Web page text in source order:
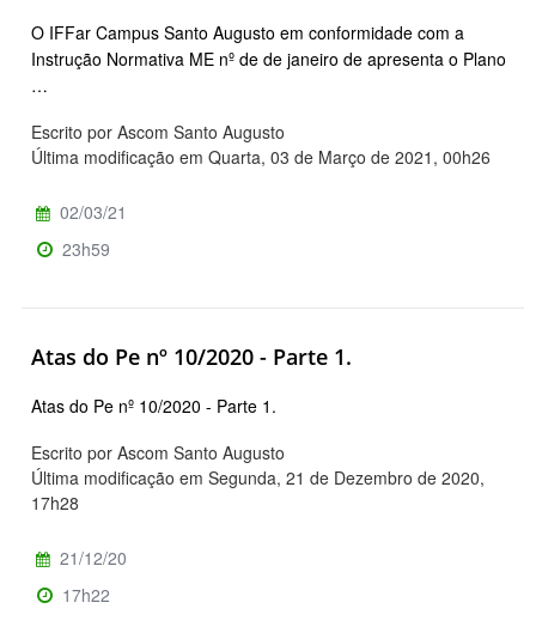
O IFFar Campus Santo Augusto em conformidade com a
Instrução Normativa ME nº de de janeiro de apresenta o Plano
…
Escrito por Ascom Santo Augusto
Última modificação em Quarta, 03 de Março de 2021, 00h26
02/03/21
23h59
Atas do Pe nº 10/2020 - Parte 1.
Atas do Pe nº 10/2020 - Parte 1.
Escrito por Ascom Santo Augusto
Última modificação em Segunda, 21 de Dezembro de 2020,
17h28
21/12/20
17h22